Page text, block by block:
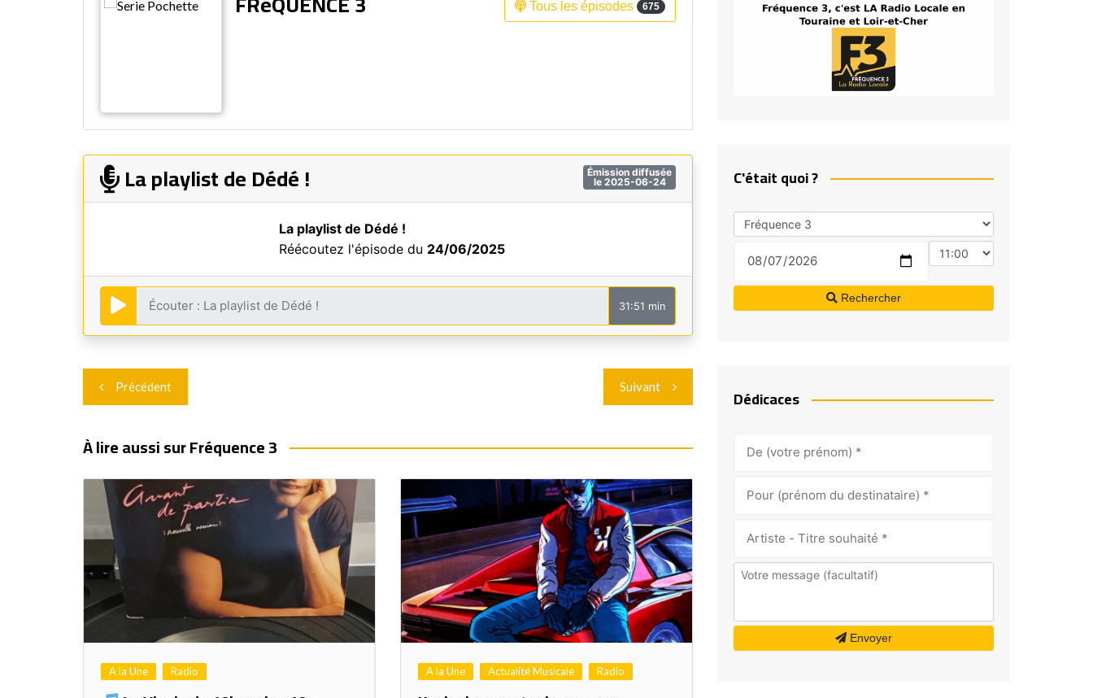
Fréquence 3 Urban
Tous les épisodes 675
Émission diffusée
le 2025-06-24
La playlist de Dédé !
La playlist de Dédé !
Réécoutez l'épisode du 24/06/2025
31:51 min
Navigation
de
l’article
Précédent Suivant
À lire aussi sur Fréquence 3
A la Une Radio A la Une Actualité Musicale Radio
C'était quoi ?
Rechercher
Dédicaces
Envoyer